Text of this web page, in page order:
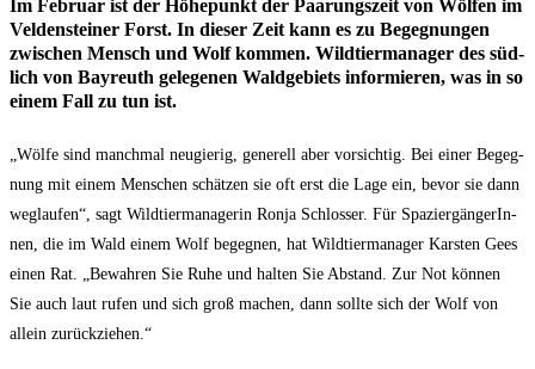
Im Febru­ar ist der Höhe­punkt der Paa­rungs­zeit von Wöl­fen im
Vel­den­stei­ner Forst. In die­ser Zeit kann es zu Begeg­nun­gen
zwi­schen Mensch und Wolf kom­men. Wild­tier­ma­na­ger des süd­
lich von Bay­reuth gele­ge­nen Wald­ge­biets infor­mie­ren, was in so
einem Fall zu tun ist.
„Wöl­fe sind manch­mal neu­gie­rig, gene­rell aber vor­sich­tig. Bei einer Begeg­
nung mit einem Men­schen schät­zen sie oft erst die Lage ein, bevor sie dann
weg­lau­fen“, sagt Wild­tier­ma­na­ge­rin Ron­ja Schlos­ser. Für Spa­zier­gän­ge­rIn­
nen, die im Wald einem Wolf begeg­nen, hat Wild­tier­ma­na­ger Kars­ten Gees
einen Rat. „Bewah­ren Sie Ruhe und hal­ten Sie Abstand. Zur Not kön­nen
Sie auch laut rufen und sich groß machen, dann soll­te sich der Wolf von
allein zurückziehen.“